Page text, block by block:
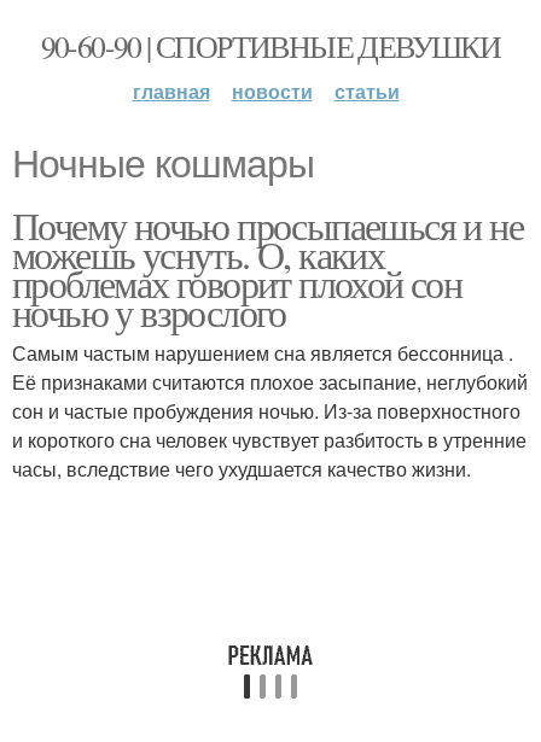
90-60-90 | СПОРТИВНЫЕ ДЕВУШКИ
главная новости статьи
Ночные кошмары
Почему ночью просыпаешься и не
можешь уснуть. О, каких
проблемах говорит плохой сон
ночью у взрослого
Самым частым нарушением сна является бессонница .
Её признаками считаются плохое засыпание, неглубокий
сон и частые пробуждения ночью. Из-за поверхностного
и короткого сна человек чувствует разбитость в утренние
часы, вследствие чего ухудшается качество жизни.